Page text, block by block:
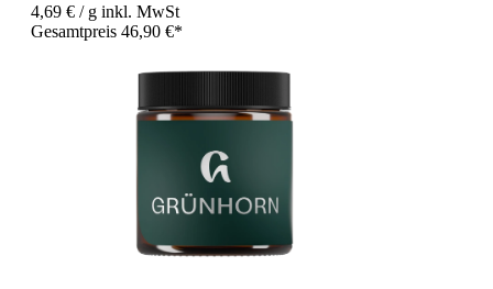
4,69 € / g inkl. MwSt
Gesamtpreis 46,90 €*